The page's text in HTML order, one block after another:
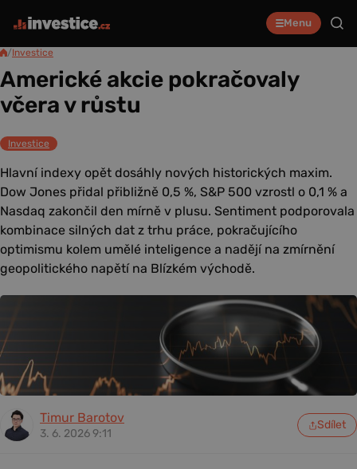
Menu
/Investice
Americké akcie pokračovaly
včera v růstu
Investice
Hlavní indexy opět dosáhly nových historických maxim.
Dow Jones přidal přibližně 0,5 %, S&P 500 vzrostl o 0,1 % a
Nasdaq zakončil den mírně v plusu. Sentiment podporovala
kombinace silných dat z trhu práce, pokračujícího
optimismu kolem umělé inteligence a nadějí na zmírnění
geopolitického napětí na Blízkém východě.
Timur Barotov
3. 6. 2026 9:11
Sdílet